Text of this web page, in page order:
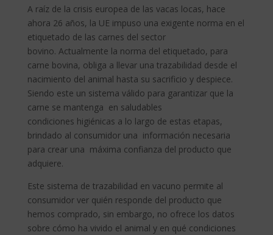
A raíz de la crisis europea de las vacas locas, hace
ahora 26 años, la UE impuso una exigente norma en el
etiquetado de las carnes del sector
bovino. Actualmente la norma del etiquetado, para
carne bovina, obliga a llevar una trazabilidad desde el
nacimiento del animal hasta su sacrificio y despiece.
Siendo este un sistema válido para garantizar que la
carne se mantenga en saludables
condiciones higiénicas a lo largo de estas etapas,
brindado al consumidor una información necesaria
para crear una máxima confianza del producto que
adquiere.
Este sistema de trazabilidad en vacuno permite al
consumidor ver quién responde del producto que
hemos comprado, sin embargo, no ofrece los datos
sobre cómo ha vivido el animal y en qué condiciones